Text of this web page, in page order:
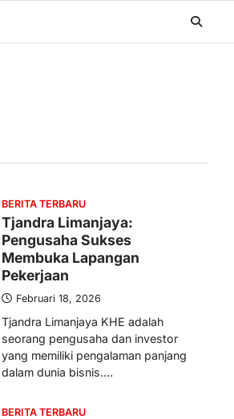
situasi…
BERITA TERBARU
Tjandra Limanjaya:
Pengusaha Sukses
Membuka Lapangan
Pekerjaan
Februari 18, 2026
Tjandra Limanjaya KHE adalah
seorang pengusaha dan investor
yang memiliki pengalaman panjang
dalam dunia bisnis.…
BERITA TERBARU